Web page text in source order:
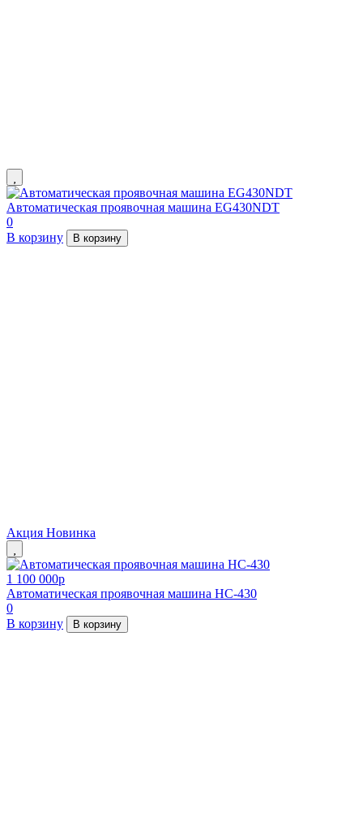
Автоматическая проявочная машина EG430NDT
0
В корзину
В корзину
Акция Новинка
1 100 000p
Автоматическая проявочная машина HC-430
0
В корзину
В корзину